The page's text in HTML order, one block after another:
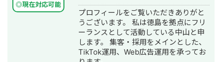
◎現在対応可能
プロフィールをご覧いただきありがと
うございます。 私は徳島を拠点にフリ
ーランスとして活動している中山と申
します。 集客・採用をメインとした、
TikTok運用、Web広告運用を承ってお